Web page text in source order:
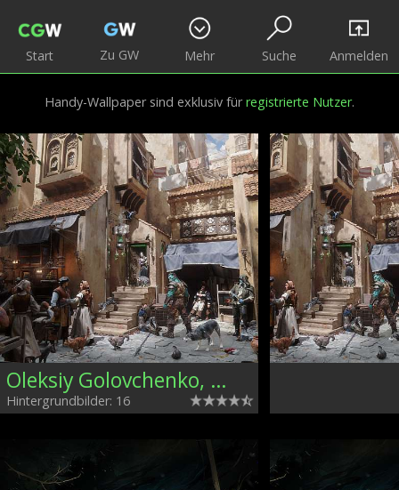
Start Zu GW Mehr Suche Anmelden
Handy-Wallpaper sind exklusiv fürregistrierte Nutzer.
Oleksiy Golovchenko, Ukraine
Hintergrundbilder: 16